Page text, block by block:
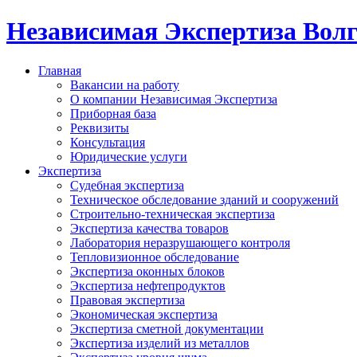
Независимая Экспертиза
Главная
Вакансии на работу
О компании Независимая Экспертиза
Приборная база
Реквизиты
Консультация
Юридические услуги
Экспертиза
Судебная экспертиза
Техническое обследование зданий и сооружений
Строительно-техническая экспертиза
Экспертиза качества товаров
Лаборатория неразрушающего контроля
Тепловизионное обследование
Экспертиза оконных блоков
Экспертиза нефтепродуктов
Правовая экспертиза
Экономическая экспертиза
Экспертиза сметной документации
Экспертиза изделий из металлов